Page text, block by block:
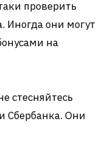
проверить
Иногда они могут
на
стесняйтесь
Сбербанка. Они